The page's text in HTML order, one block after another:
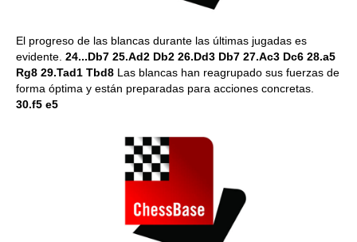
El progreso de las blancas durante las últimas jugadas es
evidente. 24...Db7 25.Ad2 Db2 26.Dd3 Db7 27.Ac3 Dc6 28.a5
Rg8 29.Tad1 Tbd8 Las blancas han reagrupado sus fuerzas de
forma óptima y están preparadas para acciones concretas.
30.f5 e5